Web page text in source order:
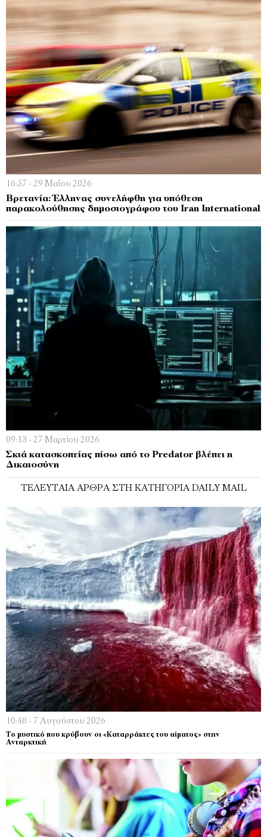
16:57 - 29 Μαΐου 2026
Βρετανία: Έλληνας συνελήφθη για υπόθεση
παρακολούθησης δημοσιογράφου του Iran International
09:13 - 27 Μαρτίου 2026
Σκιά κατασκοπείας πίσω από το Predator βλέπει η
Δικαιοσύνη
ΤΕΛΕΥΤΑΊΑ ΆΡΘΡΑ ΣΤΗ ΚΑΤΗΓΟΡΊΑ DAILY MAIL
10:40 - 7 Αυγούστου 2026
Το μυστικό που κρύβουν οι «Καταρράκτες του αίματος» στην
Ανταρκτική